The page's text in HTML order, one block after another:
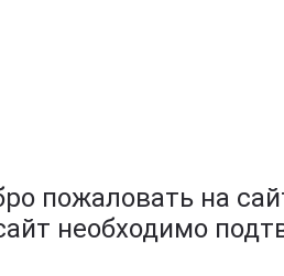
пожаловать на
необходимо